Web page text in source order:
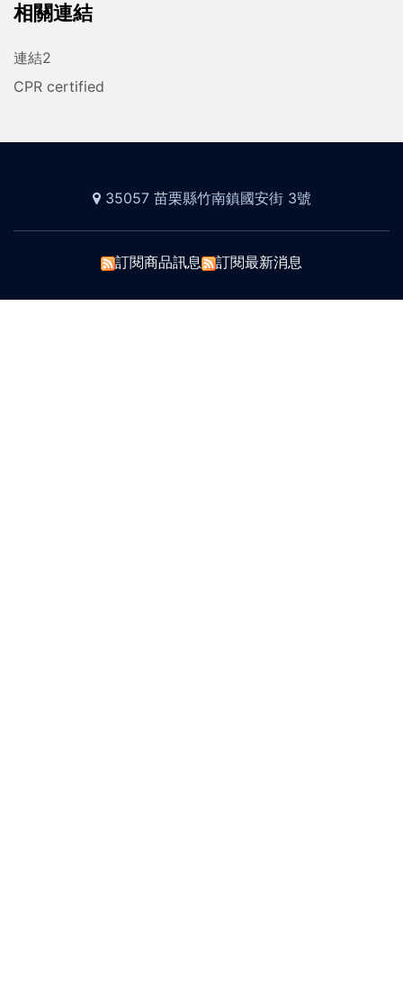
相關連結
連結2
CPR certified
35057 苗栗縣竹南鎮國安街 3號
訂閱商品訊息 訂閱最新消息